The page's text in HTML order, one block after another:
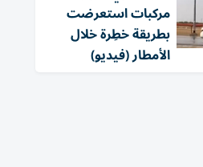
مركبات استعرضت
بطريقة خطِرة خلال
الأمطار (فيديو)